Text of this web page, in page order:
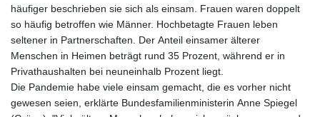
häufiger beschrieben sie sich als einsam. Frauen waren doppelt
so häufig betroffen wie Männer. Hochbetagte Frauen leben
seltener in Partnerschaften. Der Anteil einsamer älterer
Menschen in Heimen beträgt rund 35 Prozent, während er in
Privathaushalten bei neuneinhalb Prozent liegt.
Die Pandemie habe viele einsam gemacht, die es vorher nicht
gewesen seien, erklärte Bundesfamilienministerin Anne Spiegel